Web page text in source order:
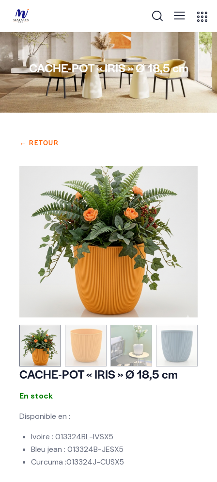
CACHE-POT « IRIS » Ø 18,5 cm
← RETOUR
CACHE-POT « IRIS » Ø 18,5 cm
En stock
Disponible en :
Ivoire : 013324BL-IVSX5
Bleu jean : 013324B-JESX5
Curcuma :013324J-CUSX5